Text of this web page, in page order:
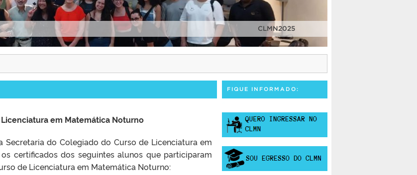
CLMN2025
em Matemática Noturno
Secretaria do Colegiado do Curso de Licenciatura em
certificados dos seguintes alunos que participaram
de Licenciatura em Matemática Noturno:
FIQUE INFORMADO: